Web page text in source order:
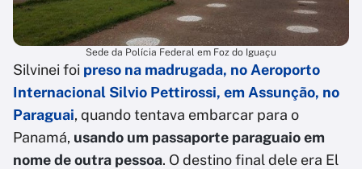
Sede da Polícia Federal em Foz do Iguaçu
Silvinei foi preso na madrugada, no Aeroporto
Internacional Silvio Pettirossi, em Assunção, no
Paraguai, quando tentava embarcar para o
Panamá, usando um passaporte paraguaio em
nome de outra pessoa. O destino final dele era El